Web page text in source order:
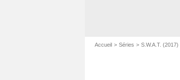
Accueil Séries S.W.A.T. (2017)